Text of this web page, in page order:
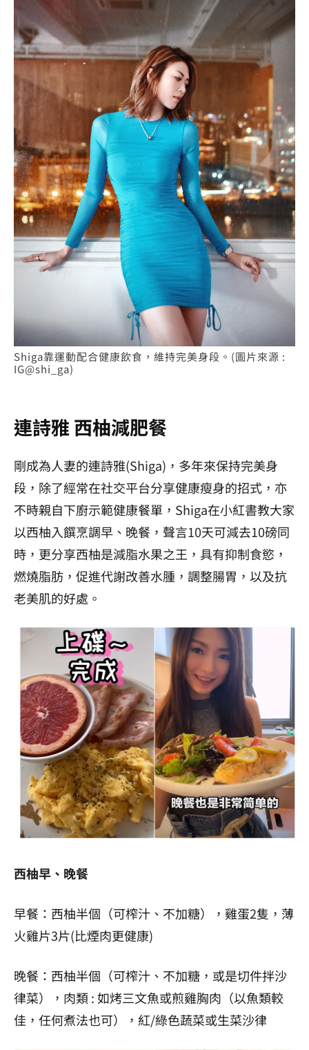
Shiga靠運動配合健康飲食，維持完美身段。(圖片來源 :
IG@shi_ga)
連詩雅 西柚減肥餐
剛成為人妻的連詩雅(Shiga)，多年來保持完美身
段，除了經常在社交平台分享健康瘦身的招式，亦
不時親自下廚示範健康餐單，Shiga在小紅書教大家
以西柚入饌烹調早、晚餐，聲言10天可減去10磅同
時，更分享西柚是減脂水果之王，具有抑制食慾，
燃燒脂肪，促進代謝改善水腫，調整腸胃，以及抗
老美肌的好處。
西柚早、晚餐
早餐：西柚半個（可榨汁、不加糖），雞蛋2隻，薄
火雞片3片(比煙肉更健康)
晚餐：西柚半個（可榨汁、不加糖，或是切件拌沙
律菜），肉類 : 如烤三文魚或煎雞胸肉（以魚類較
佳，任何煮法也可），紅/綠色蔬菜或生菜沙律